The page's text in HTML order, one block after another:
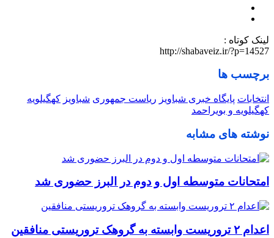
لینک کوتاه :
http://shabaveiz.ir/?p=14527
برچسب ها
انتخابات پایگاه خبری شباویز ریاست جمهوری شباویز کهگیلویه
کهگیلویه و بویراحمد
نوشته های مشابه
امتحانات متوسطه اول و دوم در البرز حضوری شد
اعدام ۲ تروریست وابسته به گروهک تروریستی منافقین